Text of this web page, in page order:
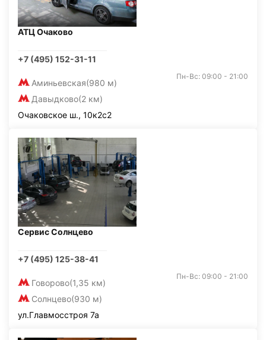
АТЦ Очаково
+7 (495) 152-31-11
Аминьевская(980 м)
Давыдково(2 км)
Пн-Вс: 09:00 - 21:00
Очаковское ш., 10к2с2
Сервис Солнцево
+7 (495) 125-38-41
Говорово(1,35 км)
Солнцево(930 м)
Пн-Вс: 09:00 - 21:00
ул.Главмосстроя 7а